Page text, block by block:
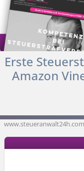
Erste
Amazon
www.steueranwalt24h.com